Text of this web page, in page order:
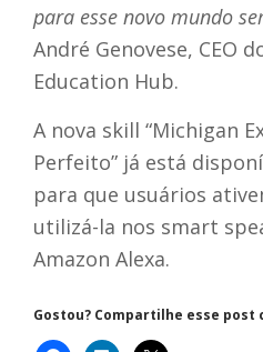
para esse novo mundo
André Genovese, CEO
Education Hub.
A nova skill “Michigan
Perfeito” já está
para que usuários
utilizá-la nos smart
Amazon Alexa.
Gostou? Compartilhe esse post